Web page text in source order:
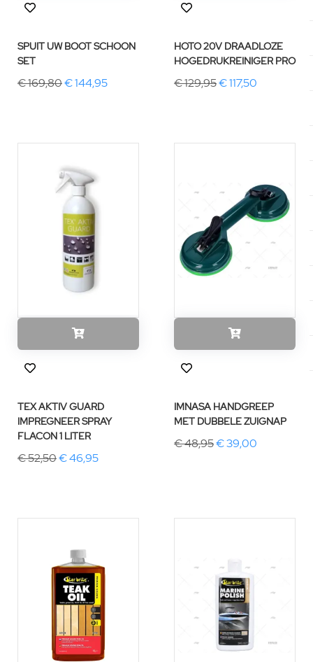
SPUIT UW BOOT SCHOON
SET
€ 169,80€ 144,95
HOTO 20V DRAADLOZE
HOGEDRUKREINIGER PRO
€ 129,95€ 117,50
TEX AKTIV GUARD
IMPREGNEER SPRAY
FLACON 1 LITER
€ 52,50€ 46,95
IMNASA HANDGREEP
MET DUBBELE ZUIGNAP
€ 48,95€ 39,00